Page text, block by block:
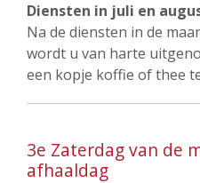
Diensten in juli en
Na de diensten in de
wordt u van harte
een kopje koffie of thee
3e Zaterdag van de
afhaaldag